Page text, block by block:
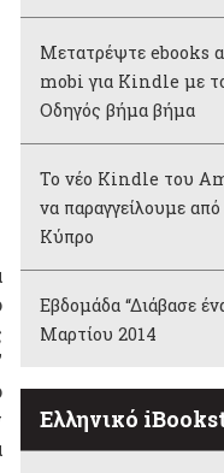
Μετατρέψτε ebooks
mobi για Kindle με
Οδηγός βήμα βήμα
Το νέο Kindle του
να παραγγείλουμε
Κύπρο
Εβδομάδα “Διάβασε
Μαρτίου 2014
Ελληνικό